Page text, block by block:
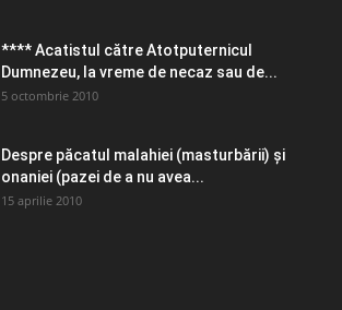
**** Acatistul către Atotputernicul
Dumnezeu, la vreme de necaz sau de...
5 octombrie 2010
Despre păcatul malahiei (masturbării) şi
onaniei (pazei de a nu avea...
15 aprilie 2010